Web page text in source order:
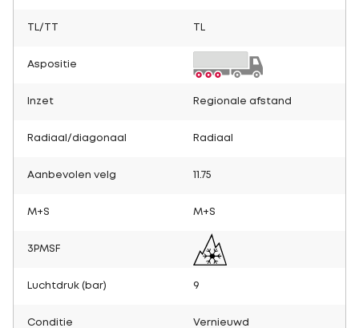
TL/TT
Aspositie
Inzet Regionale afstand
Radiaal/diagonaal Radiaal
Aanbevolen velg 11.75
M+S M+S
3PMSF
Luchtdruk (bar) 9
Conditie Vernieuwd